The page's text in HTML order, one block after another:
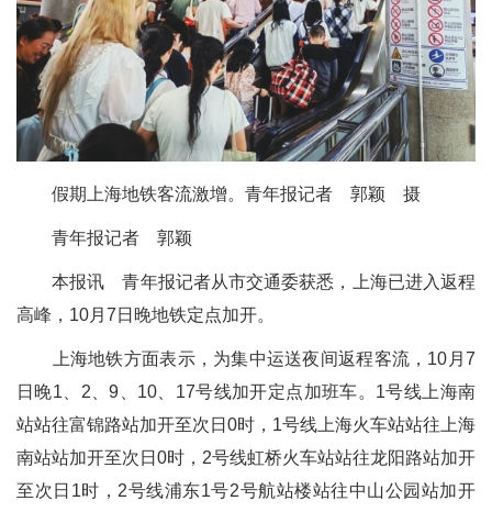
假期上海地铁客流激增。青年报记者 郭颖 摄
青年报记者 郭颖
本报讯 青年报记者从市交通委获悉，上海已进入返程
高峰，10月7日晚地铁定点加开。
上海地铁方面表示，为集中运送夜间返程客流，10月7
日晚1、2、9、10、17号线加开定点加班车。1号线上海南
站站往富锦路站加开至次日0时，1号线上海火车站站往上海
南站站加开至次日0时，2号线虹桥火车站站往龙阳路站加开
至次日1时，2号线浦东1号2号航站楼站往中山公园站加开